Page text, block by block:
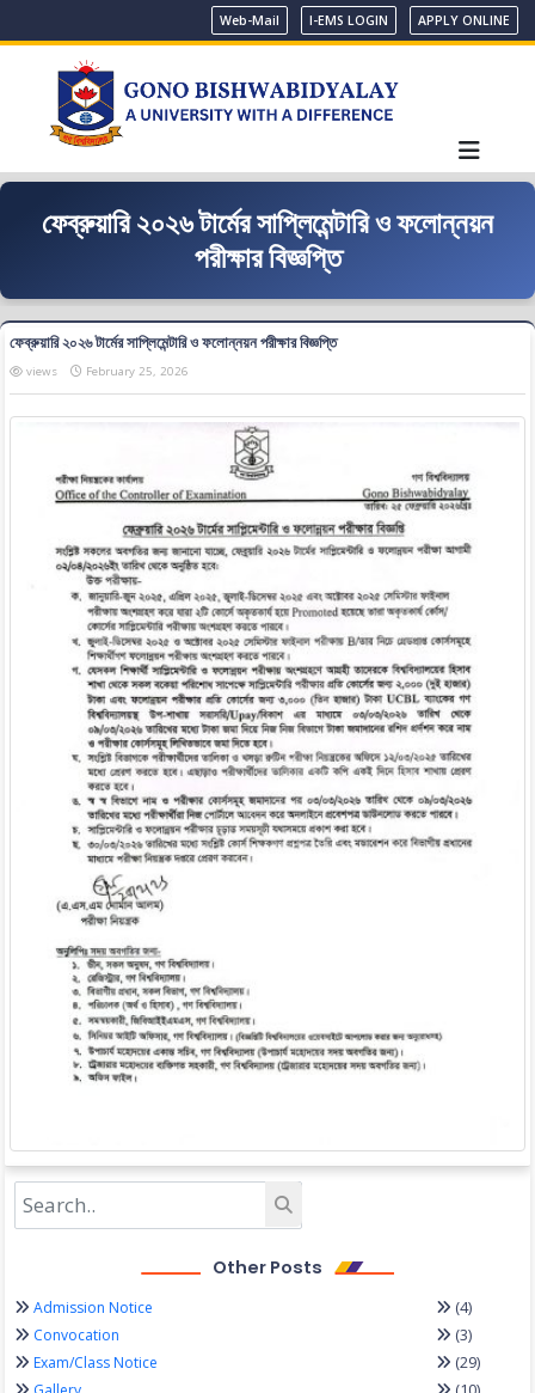
Web-Mail I-EMS LOGIN APPLY ONLINE
ফেব্রুয়ারি ২০২৬ টার্মের সাপ্লিমেন্টারি ও ফলোন্নয়ন
পরীক্ষার বিজ্ঞপ্তি
ফেব্রুয়ারি ২০২৬ টার্মের সাপ্লিমেন্টারি ও ফলোন্নয়ন পরীক্ষার বিজ্ঞপ্তি
views February 25, 2026
Other Posts
Admission Notice (4)
Convocation (3)
Exam/Class Notice (29)